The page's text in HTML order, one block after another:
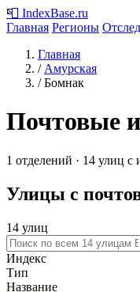
📮 IndexBase.ru
Главная Регионы
Главная
/ Амурская
/ Бомнак
Почтовые
1 отделений · 14 улиц с
Улицы с
14 улиц
Индекс
Тип
Название